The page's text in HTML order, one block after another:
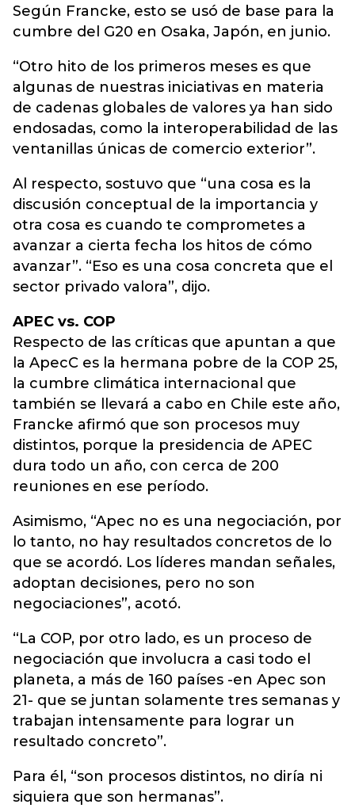
Según Francke, esto se usó de base para la
cumbre del G20 en Osaka, Japón, en junio.
“Otro hito de los primeros meses es que
algunas de nuestras iniciativas en materia
de cadenas globales de valores ya han sido
endosadas, como la interoperabilidad de las
ventanillas únicas de comercio exterior”.
Al respecto, sostuvo que “una cosa es la
discusión conceptual de la importancia y
otra cosa es cuando te comprometes a
avanzar a cierta fecha los hitos de cómo
avanzar”. “Eso es una cosa concreta que el
sector privado valora”, dijo.
APEC vs. COP
Respecto de las críticas que apuntan a que
la ApecC es la hermana pobre de la COP 25,
la cumbre climática internacional que
también se llevará a cabo en Chile este año,
Francke afirmó que son procesos muy
distintos, porque la presidencia de APEC
dura todo un año, con cerca de 200
reuniones en ese período.
Asimismo, “Apec no es una negociación, por
lo tanto, no hay resultados concretos de lo
que se acordó. Los líderes mandan señales,
adoptan decisiones, pero no son
negociaciones”, acotó.
“La COP, por otro lado, es un proceso de
negociación que involucra a casi todo el
planeta, a más de 160 países -en Apec son
21- que se juntan solamente tres semanas y
trabajan intensamente para lograr un
resultado concreto”.
Para él, “son procesos distintos, no diría ni
siquiera que son hermanas”.